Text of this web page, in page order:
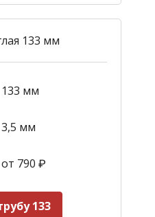
133 мм
133 мм
3,5 мм
от 790 ₽
133